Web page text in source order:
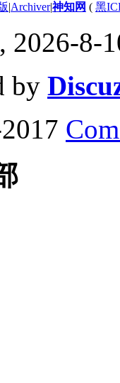
|Archiver|神知网 ( 黑
2026-8-
by